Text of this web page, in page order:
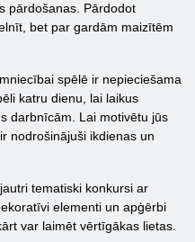
pārdošanas. Pārdodot
bet par gardām maizītēm
spēlē ir nepieciešama
katru dienu, lai laikus
darbnīcām. Lai motivētu jūs
nodrošinājuši ikdienas un
tematiski konkursi ar
elementi un apģērbi
var laimēt vērtīgākas lietas.